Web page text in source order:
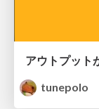
tunepolo